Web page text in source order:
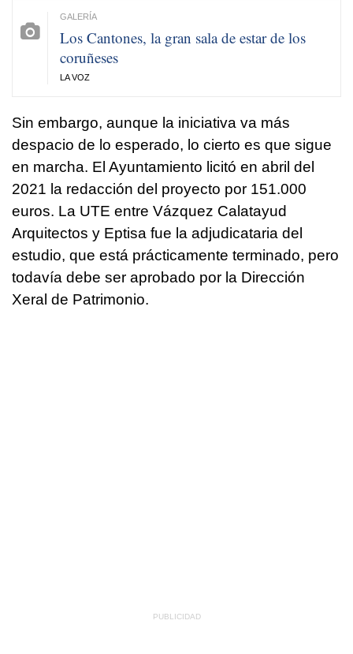
Los Cantones, la gran sala de estar de los
coruñeses
LA VOZ
Sin embargo, aunque la iniciativa va más
despacio de lo esperado, lo cierto es que sigue
en marcha. El Ayuntamiento licitó en abril del
2021 la redacción del proyecto por 151.000
euros. La UTE entre Vázquez Calatayud
Arquitectos y Eptisa fue la adjudicataria del
estudio, que está prácticamente terminado, pero
todavía debe ser aprobado por la Dirección
Xeral de Patrimonio.